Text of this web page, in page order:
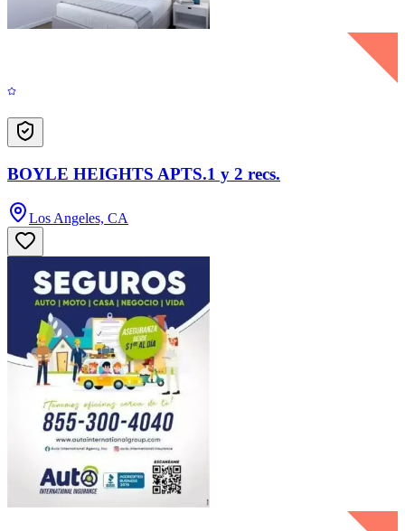
BOYLE HEIGHTS APTS.1 y 2 recs.
Los Angeles, CA